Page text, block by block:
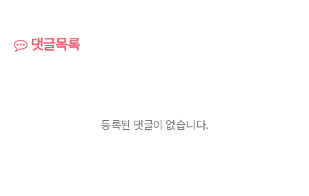
댓글목록
등록된 댓글이 없습니다.